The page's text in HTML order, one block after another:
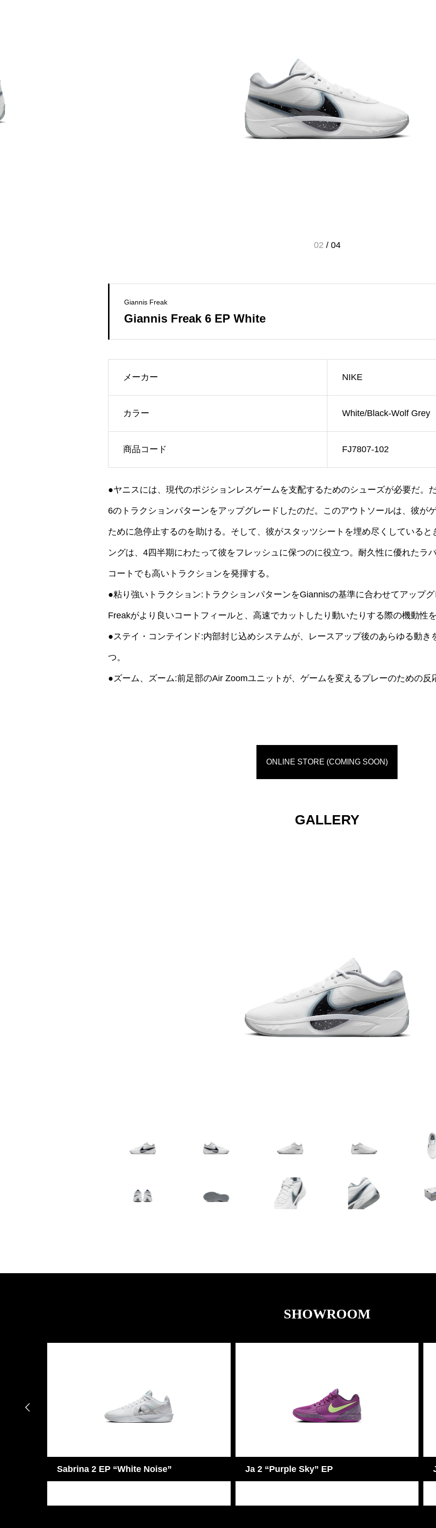
02 / 04
Giannis Freak
Giannis Freak 6 EP White
メーカー NIKE
カラー White/Black-Wolf Grey
商品コード FJ7807-102
●ヤニスには、現代のポジションレスゲームを支配するためのシューズが必要だ。
6のトラクションパターンをアップグレードしたのだ。このアウトソールは、彼が
ために急停止するのを助ける。そして、彼がスタッツシートを埋め尽くしていると
ングは、4四半期にわたって彼をフレッシュに保つのに役立つ。耐久性に優れたラ
コートでも高いトラクションを発揮する。
●粘り強いトラクション:トラクションパターンをGiannisの基準に合わせてアップ
Freakがより良いコートフィールと、高速でカットしたり動いたりする際の機動性を
●ステイ・コンテインド:内部封じ込めシステムが、レースアップ後のあらゆる動き
つ。
●ズーム、ズーム:前足部のAir Zoomユニットが、ゲームを変えるプレーのための反
ONLINE STORE (COMING SOON)
GALLERY
SHOWROOM
Ja 2 “Purple Sky” EP Ja 2 “Nightmare” EP
